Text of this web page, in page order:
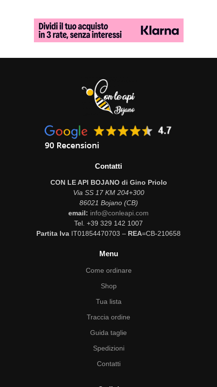
Contatti
CON LE API BOJANO di Gino Priolo
Via SS 17 KM 204+300
86021 Bojano (CB)
email: info@conleapi.com
Tel. +39 329 142 1007
Partita Iva IT01854470703 – REA=CB-210658
Menu
Come ordinare
Shop
Tua lista
Traccia ordine
Guida taglie
Spedizioni
Contatti